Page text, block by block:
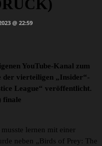
@ 22:59
YouTube-Kanal zum
der vierteiligen „Insider“-
League“ veröffentlicht.
finale
lernen mit einer
neben „Birds of Prey: The